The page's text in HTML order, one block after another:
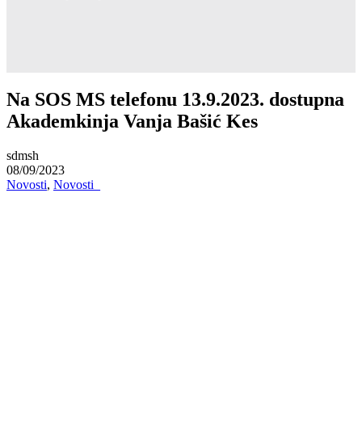
Na SOS MS telefonu 13.9.2023. dostupna
Akademkinja Vanja Bašić Kes
sdmsh
08/09/2023
Novosti, Novosti_